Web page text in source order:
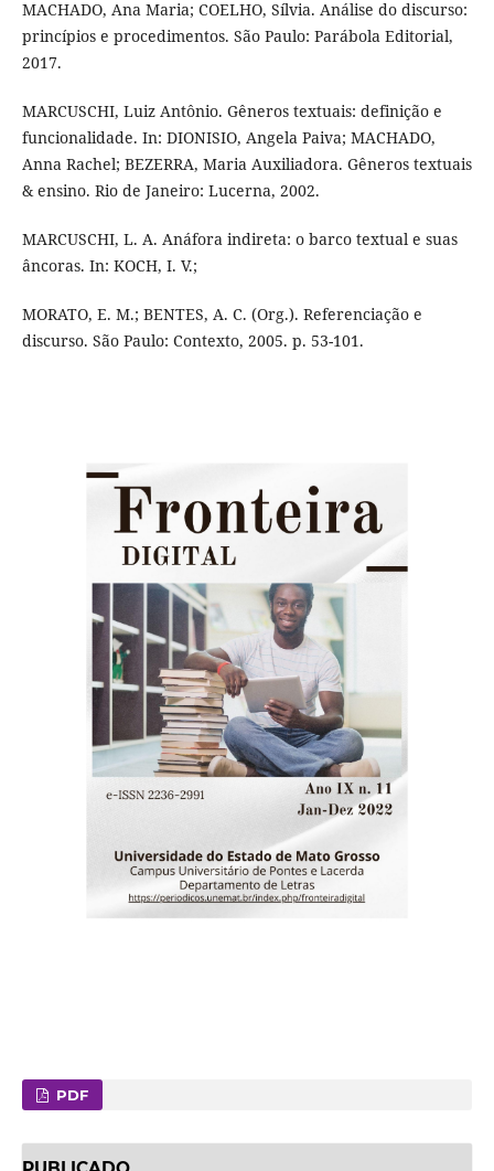
MACHADO, Ana Maria; COELHO, Sílvia. Análise do discurso:
princípios e procedimentos. São Paulo: Parábola Editorial,
2017.
MARCUSCHI, Luiz Antônio. Gêneros textuais: definição e
funcionalidade. In: DIONISIO, Angela Paiva; MACHADO,
Anna Rachel; BEZERRA, Maria Auxiliadora. Gêneros textuais
& ensino. Rio de Janeiro: Lucerna, 2002.
MARCUSCHI, L. A. Anáfora indireta: o barco textual e suas
âncoras. In: KOCH, I. V.;
MORATO, E. M.; BENTES, A. C. (Org.). Referenciação e
discurso. São Paulo: Contexto, 2005. p. 53-101.
PDF